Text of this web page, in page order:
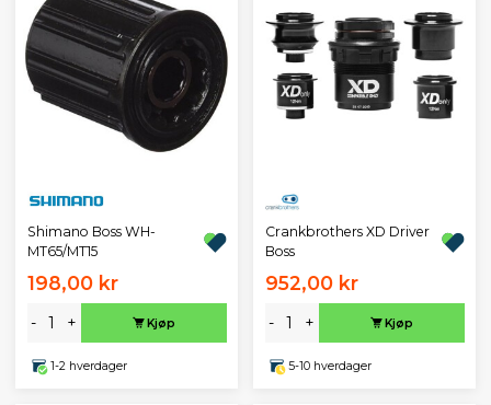
Shimano Boss WH-
MT65/MT15
198,00 kr
- + Kjøp
1-2 hverdager
Crankbrothers XD Driver
Boss
952,00 kr
- + Kjøp
5-10 hverdager